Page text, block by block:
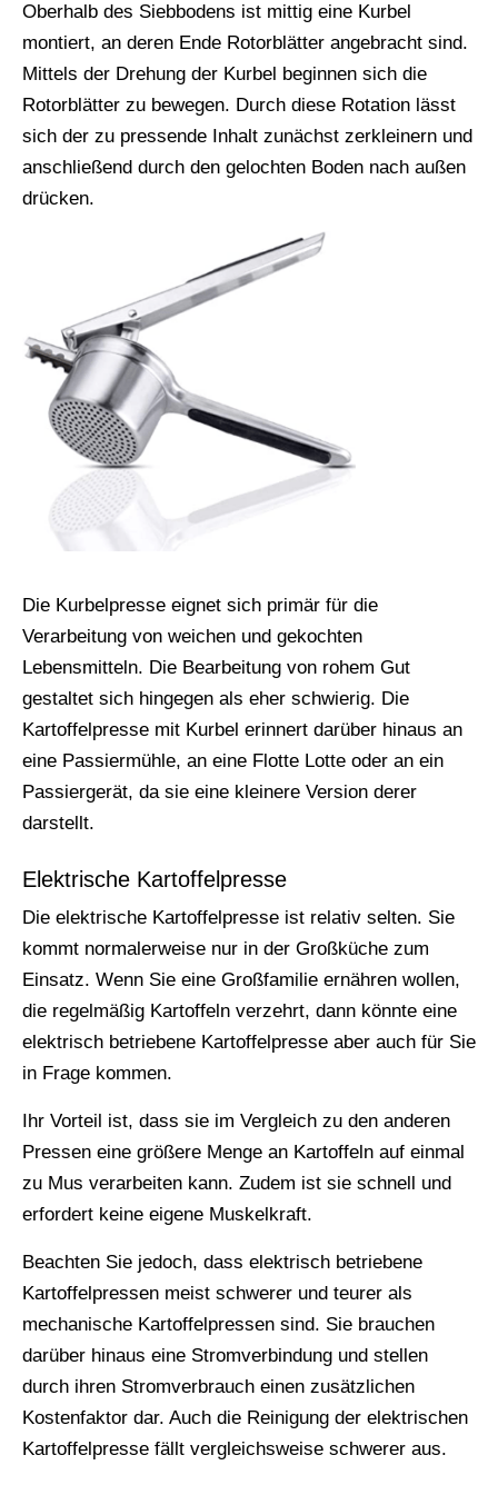
Oberhalb des Siebbodens ist mittig eine Kurbel
montiert, an deren Ende Rotorblätter angebracht sind.
Mittels der Drehung der Kurbel beginnen sich die
Rotorblätter zu bewegen. Durch diese Rotation lässt
sich der zu pressende Inhalt zunächst zerkleinern und
anschließend durch den gelochten Boden nach außen
drücken.
Die Kurbelpresse eignet sich primär für die
Verarbeitung von weichen und gekochten
Lebensmitteln. Die Bearbeitung von rohem Gut
gestaltet sich hingegen als eher schwierig. Die
Kartoffelpresse mit Kurbel erinnert darüber hinaus an
eine Passiermühle, an eine Flotte Lotte oder an ein
Passiergerät, da sie eine kleinere Version derer
darstellt.
Elektrische Kartoffelpresse
Die elektrische Kartoffelpresse ist relativ selten. Sie
kommt normalerweise nur in der Großküche zum
Einsatz. Wenn Sie eine Großfamilie ernähren wollen,
die regelmäßig Kartoffeln verzehrt, dann könnte eine
elektrisch betriebene Kartoffelpresse aber auch für Sie
in Frage kommen.
Ihr Vorteil ist, dass sie im Vergleich zu den anderen
Pressen eine größere Menge an Kartoffeln auf einmal
zu Mus verarbeiten kann. Zudem ist sie schnell und
erfordert keine eigene Muskelkraft.
Beachten Sie jedoch, dass elektrisch betriebene
Kartoffelpressen meist schwerer und teurer als
mechanische Kartoffelpressen sind. Sie brauchen
darüber hinaus eine Stromverbindung und stellen
durch ihren Stromverbrauch einen zusätzlichen
Kostenfaktor dar. Auch die Reinigung der elektrischen
Kartoffelpresse fällt vergleichsweise schwerer aus.